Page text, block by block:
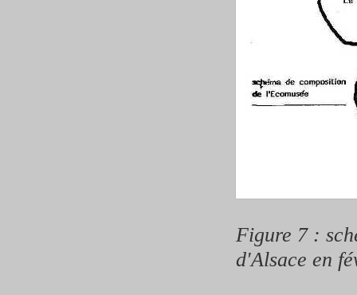
Figure 7 :
d'Alsace en